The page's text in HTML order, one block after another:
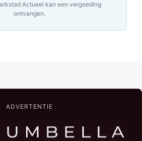
Actueel kan een vergoeding
ontvangen.
ADVERTENTIE